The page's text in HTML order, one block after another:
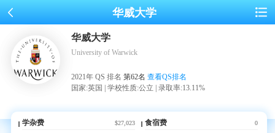
华威大学
华威大学
University of Warwick
2021年 QS 排名 第62名 查看QS排名
国家:英国 | 学校性质:公立 | 录取率:13.11%
学杂费 $27,023 食宿费 0